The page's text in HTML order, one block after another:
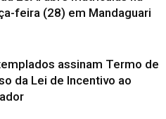
feira (28) em Mandaguari
assinam Termo de
da Lei de Incentivo ao